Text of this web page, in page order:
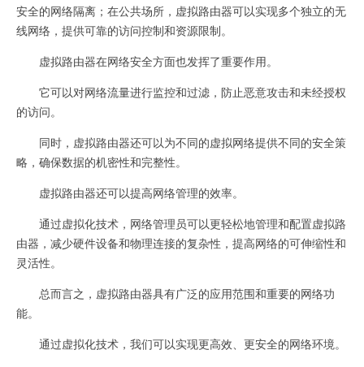
安全的网络隔离；在公共场所，虚拟路由器可以实现多个独立的无
线网络，提供可靠的访问控制和资源限制。
虚拟路由器在网络安全方面也发挥了重要作用。
它可以对网络流量进行监控和过滤，防止恶意攻击和未经授权
的访问。
同时，虚拟路由器还可以为不同的虚拟网络提供不同的安全策
略，确保数据的机密性和完整性。
虚拟路由器还可以提高网络管理的效率。
通过虚拟化技术，网络管理员可以更轻松地管理和配置虚拟路
由器，减少硬件设备和物理连接的复杂性，提高网络的可伸缩性和
灵活性。
总而言之，虚拟路由器具有广泛的应用范围和重要的网络功
能。
通过虚拟化技术，我们可以实现更高效、更安全的网络环境。